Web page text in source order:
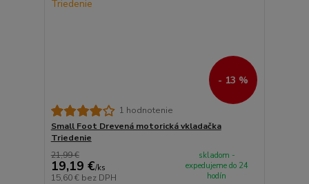
- 13 %
1 hodnotenie
Small Foot Drevená motorická vkladačka
Triedenie
21,99 €
19,19 €/ks
15,60 € bez DPH
skladom -
expedujeme do 24
hodín